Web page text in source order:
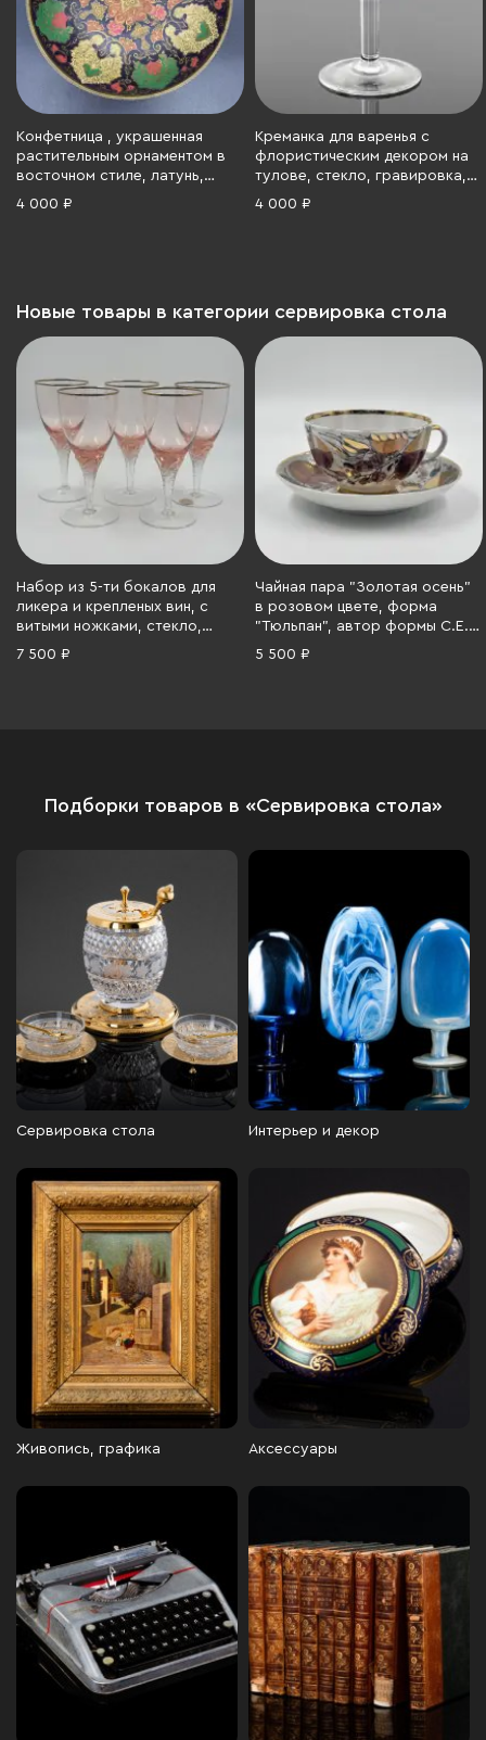
Конфетница , украшенная
растительным орнаментом в
восточном стиле, латунь,
эмали, Индия, 1970-1990 гг.
4 000 ₽
Креманка для варенья с
флористическим декором на
тулове, стекло, гравировка,
шлифовка, СССР, 1970-1980 гг.
4 000 ₽
Новые товары в категории сервировка стола
Набор из 5-ти бокалов для
ликера и крепленых вин, с
витыми ножками, стекло,
золочение, Чехословакия,
7 500 ₽
Чайная пара "Золотая осень"
в розовом цвете, форма
"Тюльпан", автор формы С.Е.
Яковлева, автор росписи Н.П.
5 500 ₽
Подборки товаров в «Сервировка стола»
Сервировка стола Интерьер и декор
Живопись, графика Аксессуары